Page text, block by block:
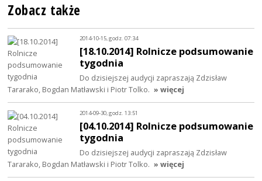
Zobacz także
2014-10-15, godz. 07:34
[18.10.2014] Rolnicze podsumowanie
tygodnia
Do dzisiejszej audycji zapraszają Zdzisław
Tararako, Bogdan Matławski i Piotr Tolko. » więcej
2014-09-30, godz. 13:51
[04.10.2014] Rolnicze podsumowanie
tygodnia
Do dzisiejszej audycji zapraszają Zdzisław
Tararako, Bogdan Matławski i Piotr Tolko. » więcej